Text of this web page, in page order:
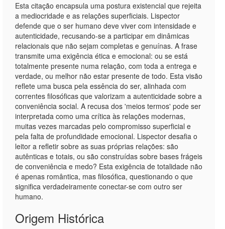
Esta citação encapsula uma postura existencial que rejeita
a mediocridade e as relações superficiais. Lispector
defende que o ser humano deve viver com intensidade e
autenticidade, recusando-se a participar em dinâmicas
relacionais que não sejam completas e genuínas. A frase
transmite uma exigência ética e emocional: ou se está
totalmente presente numa relação, com toda a entrega e
verdade, ou melhor não estar presente de todo. Esta visão
reflete uma busca pela essência do ser, alinhada com
correntes filosóficas que valorizam a autenticidade sobre a
conveniência social. A recusa dos 'meios termos' pode ser
interpretada como uma crítica às relações modernas,
muitas vezes marcadas pelo compromisso superficial e
pela falta de profundidade emocional. Lispector desafia o
leitor a refletir sobre as suas próprias relações: são
autênticas e totais, ou são construídas sobre bases frágeis
de conveniência e medo? Esta exigência de totalidade não
é apenas romântica, mas filosófica, questionando o que
significa verdadeiramente conectar-se com outro ser
humano.
Origem Histórica